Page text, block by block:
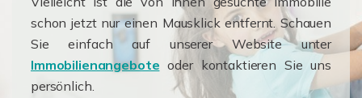
schon jetzt nur einen Mausklick entfernt. Schauen
Sie einfach auf unserer Website unter
Immobilienangebote oder kontaktieren Sie uns
persönlich.